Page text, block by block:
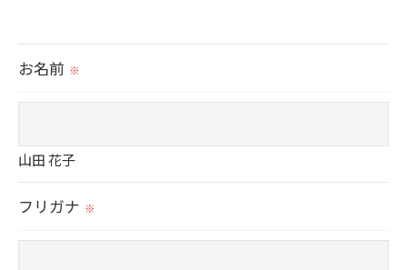
当社ではお客様の同意を得た場合または法令に定
められた場合を除き、
取得した個人情報を第三者に提供することはいた
＜個人情報の委託について＞
当社では、利用目的の達成に必要な範囲におい
て、個人情報を外部に委託する場合があります。
お名前 ※
山田 花子
フリガナ ※